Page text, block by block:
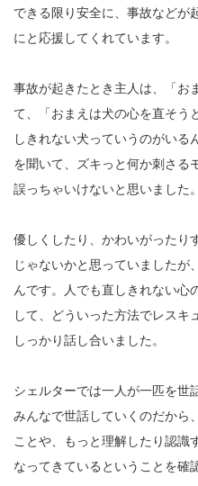
できる限り安全に、事故などが
にと応援してくれています。
事故が起きたとき主人は、「お
て、「おまえは犬の心を直そう
しきれない犬っていうのがいる
を聞いて、ズキっと何か刺さる
誤っちゃいけないと思いました。
優しくしたり、かわいがったり
じゃないかと思っていましたが
んです。人でも直しきれない心
して、どういった方法でレスキ
しっかり話し合いました。
シェルターでは一人が一匹を世
みんなで世話していくのだから
ことや、もっと理解したり認識
なってきているということを確